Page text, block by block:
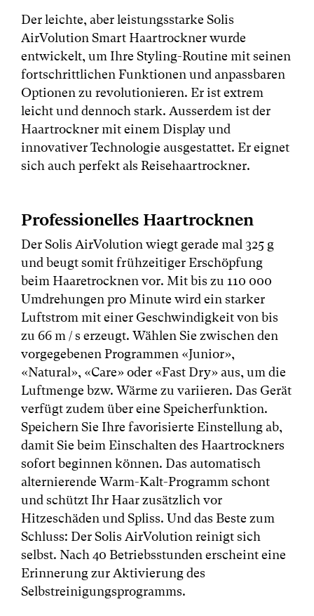
Der leichte, aber leistungsstarke Solis
AirVolution Smart Haartrockner wurde
entwickelt, um Ihre Styling-Routine mit seinen
fortschrittlichen Funktionen und anpassbaren
Optionen zu revolutionieren. Er ist extrem
leicht und dennoch stark. Ausserdem ist der
Haartrockner mit einem Display und
innovativer Technologie ausgestattet. Er eignet
sich auch perfekt als Reisehaartrockner.
Professionelles Haartrocknen
Der Solis AirVolution wiegt gerade mal 325 g
und beugt somit frühzeitiger Erschöpfung
beim Haaretrocknen vor. Mit bis zu 110 000
Umdrehungen pro Minute wird ein starker
Luftstrom mit einer Geschwindigkeit von bis
zu 66 m / s erzeugt. Wählen Sie zwischen den
vorgegebenen Programmen «Junior»,
«Natural», «Care» oder «Fast Dry» aus, um die
Luftmenge bzw. Wärme zu variieren. Das Gerät
verfügt zudem über eine Speicherfunktion.
Speichern Sie Ihre favorisierte Einstellung ab,
damit Sie beim Einschalten des Haartrockners
sofort beginnen können. Das automatisch
alternierende Warm-Kalt-Programm schont
und schützt Ihr Haar zusätzlich vor
Hitzeschäden und Spliss. Und das Beste zum
Schluss: Der Solis AirVolution reinigt sich
selbst. Nach 40 Betriebsstunden erscheint eine
Erinnerung zur Aktivierung des
Selbstreinigungsprogramms.